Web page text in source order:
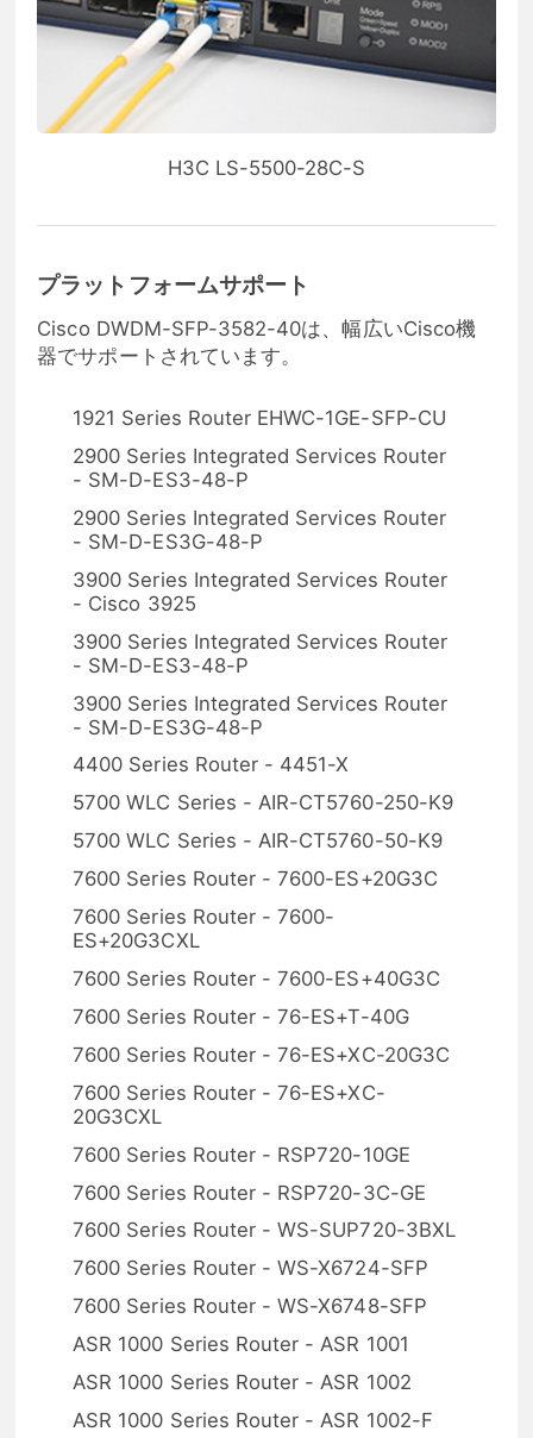
H3C LS-5500-28C-S
プラットフォームサポート
Cisco DWDM-SFP-3582-40は、幅広いCisco機
器でサポートされています。
1921 Series Router EHWC-1GE-SFP-CU
2900 Series Integrated Services Router
- SM-D-ES3-48-P
2900 Series Integrated Services Router
- SM-D-ES3G-48-P
3900 Series Integrated Services Router
- Cisco 3925
3900 Series Integrated Services Router
- SM-D-ES3-48-P
3900 Series Integrated Services Router
- SM-D-ES3G-48-P
4400 Series Router - 4451-X
5700 WLC Series - AIR-CT5760-250-K9
5700 WLC Series - AIR-CT5760-50-K9
7600 Series Router - 7600-ES+20G3C
7600 Series Router - 7600-
ES+20G3CXL
7600 Series Router - 7600-ES+40G3C
7600 Series Router - 76-ES+T-40G
7600 Series Router - 76-ES+XC-20G3C
7600 Series Router - 76-ES+XC-
20G3CXL
7600 Series Router - RSP720-10GE
7600 Series Router - RSP720-3C-GE
7600 Series Router - WS-SUP720-3BXL
7600 Series Router - WS-X6724-SFP
7600 Series Router - WS-X6748-SFP
ASR 1000 Series Router - ASR 1001
ASR 1000 Series Router - ASR 1002
ASR 1000 Series Router - ASR 1002-F